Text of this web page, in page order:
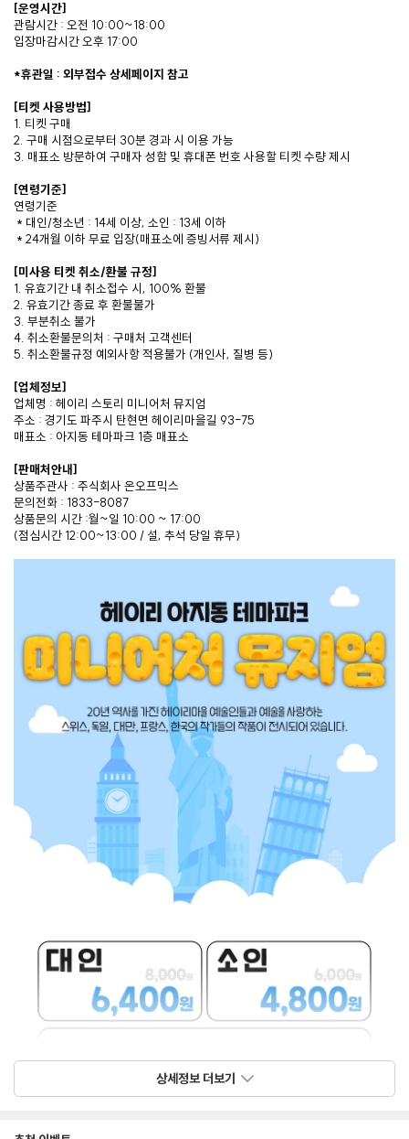
[운영시간]
관람시간 : 오전 10:00~18:00
입장마감시간 오후 17:00
*휴관일 : 외부접수 상세페이지 참고
[티켓 사용방법]
1. 티켓 구매
2. 구매 시점으로부터 30분 경과 시 이용 가능
3. 매표소 방문하여 구매자 성함 및 휴대폰 번호 사용할 티켓 수량 제시
[연령기준]
연령기준
* 대인/청소년 : 14세 이상, 소인 : 13세 이하
* 24개월 이하 무료 입장(매표소에 증빙서류 제시)
[미사용 티켓 취소/환불 규정]
1. 유효기간 내 취소접수 시, 100% 환불
2. 유효기간 종료 후 환불불가
3. 부분취소 불가
4. 취소환불문의처 : 구매처 고객센터
5. 취소환불규정 예외사항 적용불가 (개인사, 질병 등)
[업체정보]
업체명 : 헤이리 스토리 미니어처 뮤지엄
주소 : 경기도 파주시 탄현면 헤이리마을길 93-75
매표소 : 아지동 테마파크 1층 매표소
[판매처안내]
상품주관사 : 주식회사 온오프믹스
문의전화 : 1833-8087
상품문의 시간 :월~일 10:00 ~ 17:00
(점심시간 12:00~13:00 / 설, 추석 당일 휴무)
상세정보 더보기